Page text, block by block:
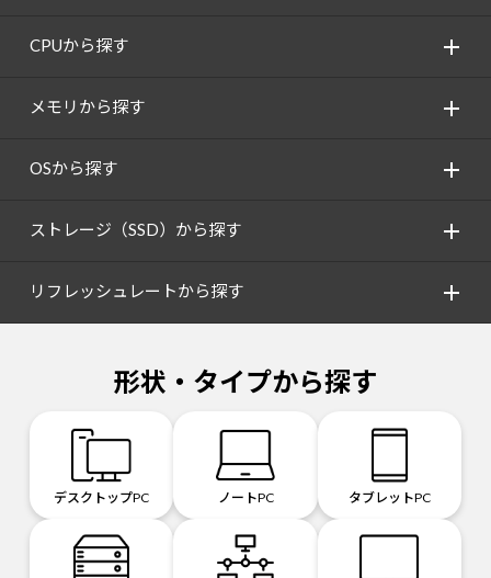
CPUから探す
メモリから探す
OSから探す
ストレージ（SSD）から探す
リフレッシュレートから探す
形状・タイプから探す
デスクトップPC ノートPC タブレットPC